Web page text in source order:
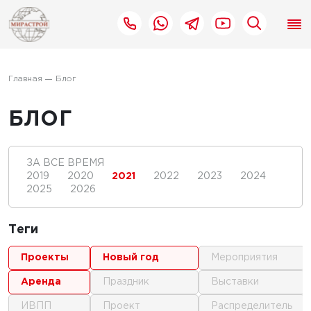
Главная Блог
БЛОГ
ЗА ВСЕ ВРЕМЯ
2019
2020 2021 2022 2023
2024
2025
2026
Теги
проекты
аренда
ИВПП
новый год
праздник
проект
мероприятия
выставки
распределитель